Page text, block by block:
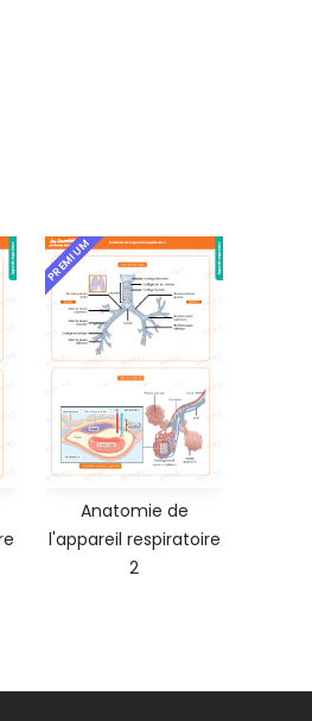
PREMIUM
Anatomie de
l'appareil respiratoire
2